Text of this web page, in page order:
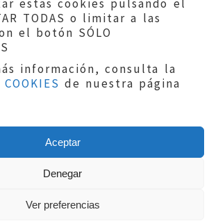
estas cookies pulsando el
TODAS o limitar a las
el botón SÓLO
información, consulta la
de nuestra página
Aceptar
Denegar
Ver preferencias
|Política de privacidad|
de Datos
de cookies
2019El Justicia de Aragón|
Sephor Consulting